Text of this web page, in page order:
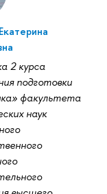
2 курса
подготовки
факультета
наук